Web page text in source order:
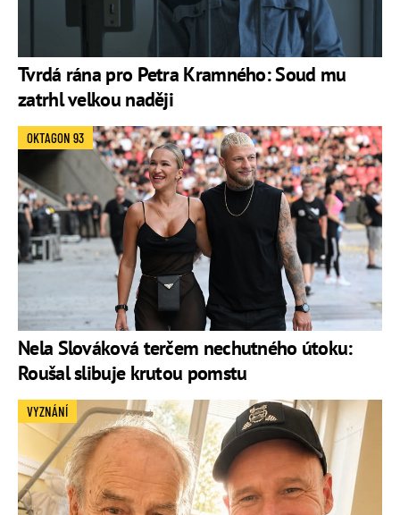
Tvrdá rána pro Petra Kramného: Soud mu
zatrhl velkou naději
Nela Slováková terčem nechutného útoku:
Roušal slibuje krutou pomstu
OKTAGON 93
VYZNÁNÍ